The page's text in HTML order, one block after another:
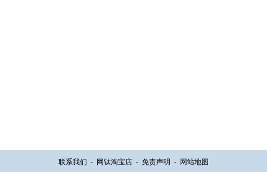
联系我们 - 网钛淘宝店 - 免责声明 - 网站地图